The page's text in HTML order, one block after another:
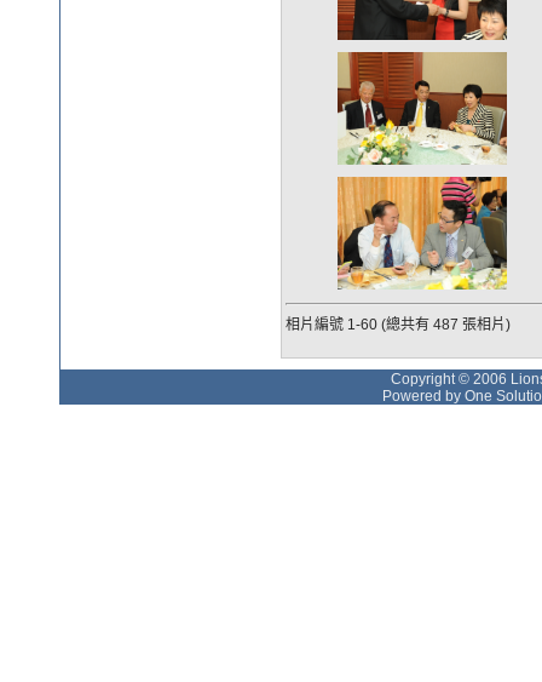
相片編號 1-60 (總共有 487 張相片)
Copyright © 2006
Powered by One